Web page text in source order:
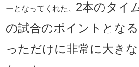
ーとなってくれた。 2本のタイ
の試合のポイントとな
っただけに非常に大き